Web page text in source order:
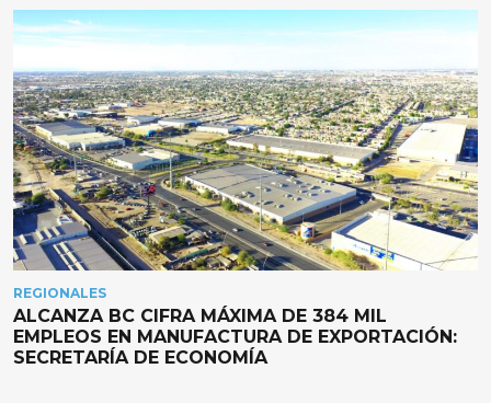
REGIONALES
ALCANZA BC CIFRA MÁXIMA DE 384 MIL
EMPLEOS EN MANUFACTURA DE EXPORTACIÓN:
SECRETARÍA DE ECONOMÍA